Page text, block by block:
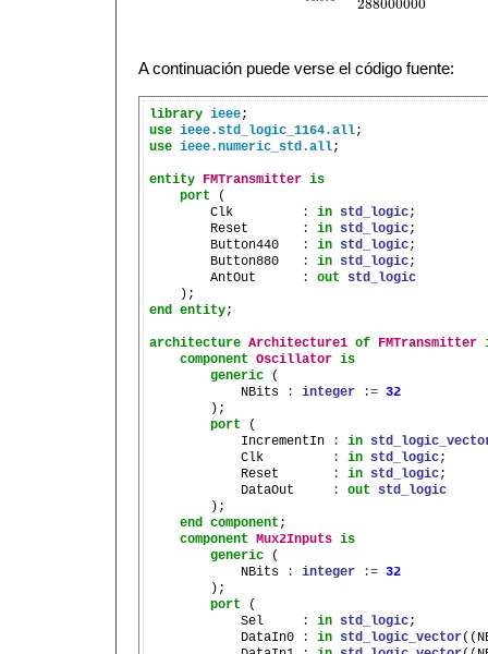
288000000
A continuación puede verse el código fuente:
library ieee
use ieee.std_logic_1164.all
use ieee.numeric_std.all;
entity FMTransmitter is
port (
        Clk
: in std_logic;
        Reset
: in std_logic;
        Button440
: in std_logic;
        Button880
: in std_logic;
        AntOut
: out
std_logic
end
entity;
architecture Architecture1 of FMTransmitter
component Oscillator is
generic (
            NBits
: integer := 32
        );
port (
            IncrementIn
: in
            Clk
: in std_logic;
            Reset
: in std_logic;
            DataOut
: out
std_logic
        );
end
component ;
component Mux2Inputs is
generic (
            NBits
: integer := 32
        );
port (
            Sel
: in std_logic;
            DataIn0
: in std_logic_vector